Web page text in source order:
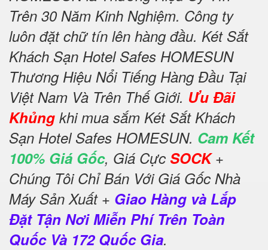
Trên 30 Năm Kinh Nghiệm. Công ty
luôn đặt chữ tín lên hàng đầu. Két Sắt
Khách Sạn Hotel Safes HOMESUN
Thương Hiệu Nổi Tiếng Hàng Đầu Tại
Việt Nam Và Trên Thế Giới. Ưu Đãi
Khủng khi mua sắm Két Sắt Khách
Sạn Hotel Safes HOMESUN. Cam Kết
100% Giá Gốc, Giá Cực SOCK+
Chúng Tôi Chỉ Bán Với Giá Gốc Nhà
Máy Sản Xuất + Giao Hàng và Lắp
Đặt Tận Nơi Miễn Phí Trên Toàn
Quốc Và 172 Quốc Gia.